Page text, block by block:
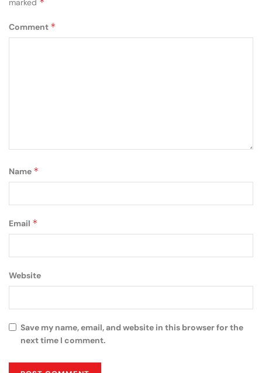
Comment *
Name *
Email *
Website
Save my name, email, and website in this browser for the
next time I comment.